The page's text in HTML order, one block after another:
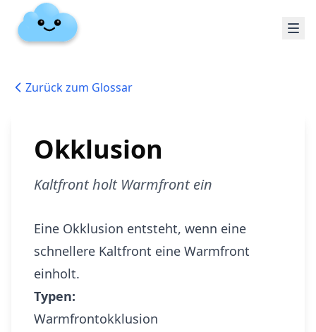
Zurück zum Glossar
Okklusion
Kaltfront holt Warmfront ein
Eine Okklusion entsteht, wenn eine
schnellere Kaltfront eine Warmfront
einholt.
Typen:
Warmfrontokklusion